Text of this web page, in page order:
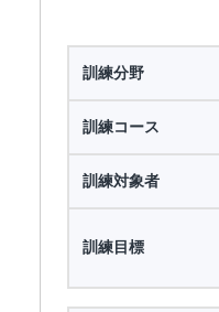
訓練分野
訓練コース
訓練対象者
訓練目標